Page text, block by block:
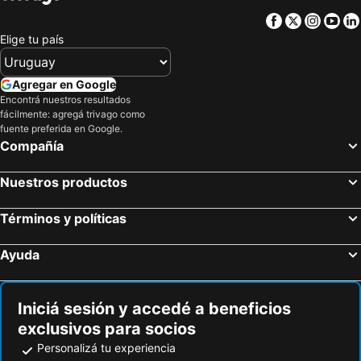
Cabo San Lucas, Baja California Sur Hoteles
Tulum, Quintana Roo Hoteles
Guadalajara, Jalisco Hoteles
Facebook
Twitter
Elige tu país
Agregar en Google
Encontrá nuestros resultados
fácilmente: agregá trivago como
fuente preferida en Google.
Compañía
Nuestros productos
Términos y políticas
Ayuda
Iniciá sesión y accedé a beneficios
exclusivos para socios
Personalizá tu experiencia